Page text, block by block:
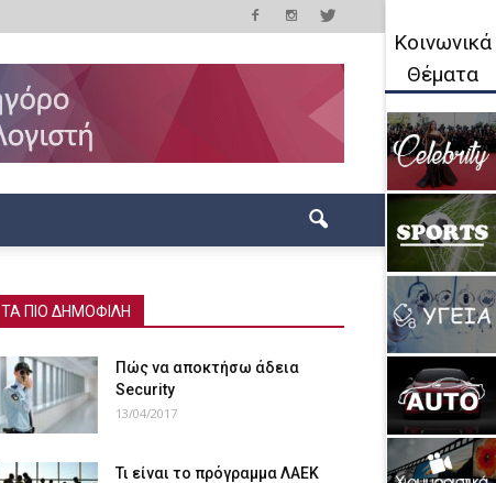
ΤΑ ΠΙΟ ΔΗΜΟΦΙΛΗ
Πώς να αποκτήσω άδεια
Security
13/04/2017
Τι είναι το πρόγραμμα ΛΑΕΚ
Κοινωνικά
Θέματα